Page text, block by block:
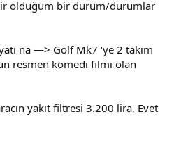
olduğum bir durum/durumlar
na —> Golf Mk7 ‘ye 2 takım
resmen komedi filmi olan
yakıt filtresi 3.200 lira, Evet